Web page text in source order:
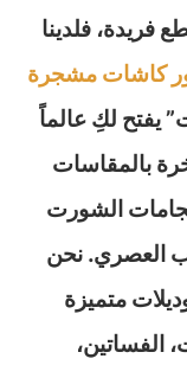
فريدة، فلدينا
كاشات مشجرة
يفتح لكِ عالماً
بالمقاسات
الشورت
العصري. نحن
متميزة
الفساتين،